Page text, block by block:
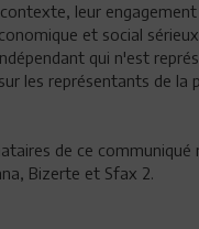
leur
et social
qui n'est
les représentants de
de ce
Bizerte et Sfax 2.